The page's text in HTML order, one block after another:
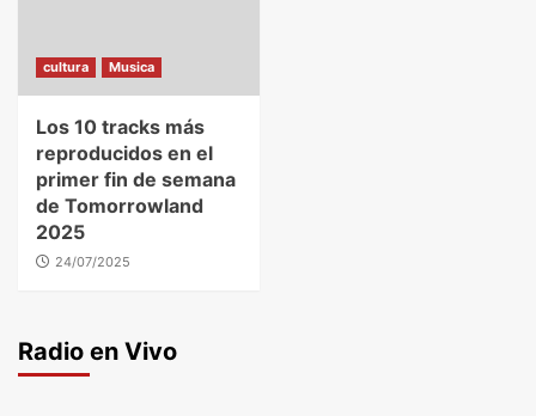
cultura Musica
Los 10 tracks más
reproducidos en el
primer fin de semana
de Tomorrowland
2025
24/07/2025
Radio en Vivo